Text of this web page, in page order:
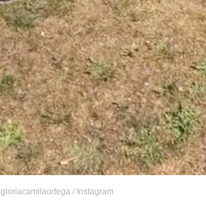
gloriacamilaortega / Instagram